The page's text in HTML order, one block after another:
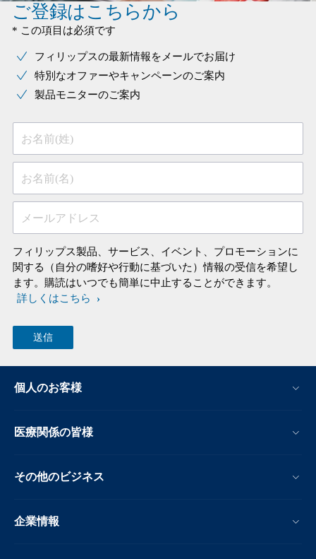
ご登録はこちらから
* この項目は必須です
フィリップスの最新情報をメールでお届け
特別なオファーやキャンペーンのご案内
製品モニターのご案内
お名前(姓)
お名前(名)
メールアドレス
フィリップス製品、サービス、イベント、プロモーションに
関する（自分の嗜好や行動に基づいた）情報の受信を希望し
ます。購読はいつでも簡単に中止することができます。
詳しくはこちら
個人のお客様
医療関係の皆様
その他のビジネス
企業情報